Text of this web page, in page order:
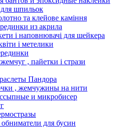
шпильок
та клейове каміння
из акрила
і наповнювачі для шейкера
і метелики
, пайетки і стрази
Пандора
, жемчужины на нити
и микробисер
для бусин